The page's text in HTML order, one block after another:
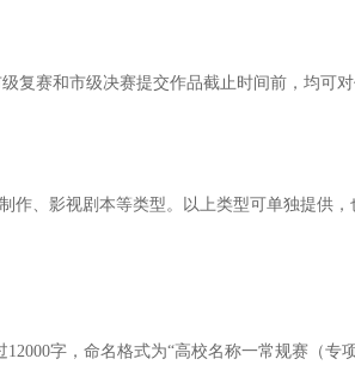
复赛和市级决赛提交作品截止时间前，均可对
作、影视剧本等类型。以上类型可单独提供
字，命名格式为“高校名称一常规赛（专